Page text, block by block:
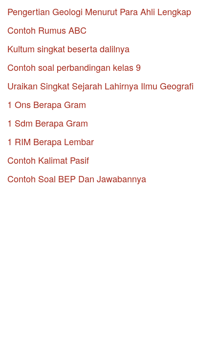
Pengertian Geologi Menurut Para Ahli Lengkap
Contoh Rumus ABC
Kultum singkat beserta dalilnya
Contoh soal perbandingan kelas 9
Uraikan Singkat Sejarah Lahirnya Ilmu Geografi
1 Ons Berapa Gram
1 Sdm Berapa Gram
1 RIM Berapa Lembar
Contoh Kalimat Pasif
Contoh Soal BEP Dan Jawabannya